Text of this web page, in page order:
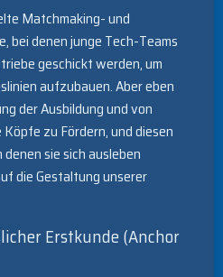
Matchmaking- und
bei denen junge Tech-Teams
geschickt werden, um
aufzubauen. Aber eben
der Ausbildung und von
zu Fördern, und diesen
sie sich ausleben
die Gestaltung unserer
Erstkunde (Anchor